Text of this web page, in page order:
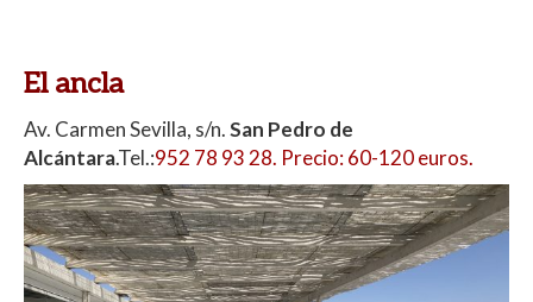
El ancla
Av. Carmen Sevilla, s/n.San Pedro de
Alcántara.Tel.:952 78 93 28. Precio: 60-120 euros.